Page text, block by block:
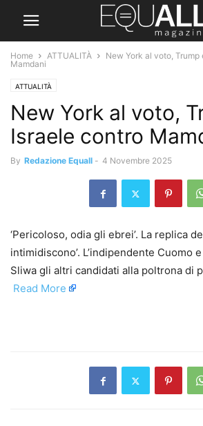
Home ATTUALITÀ
New York al voto, Trump
Mamdani
ATTUALITÀ
New York al voto,
Israele contro
By Redazione Equall - 4 Novembre 2025
‘Pericoloso, odia gli ebrei’. La replica
intimidiscono’. L’indipendente Cuomo
Sliwa gli altri candidati alla poltrona di
Read More